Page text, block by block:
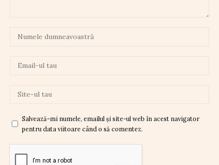
Salvează-mi numele, emailul și site-ul web în acest navigator
pentru data viitoare când o să comentez.